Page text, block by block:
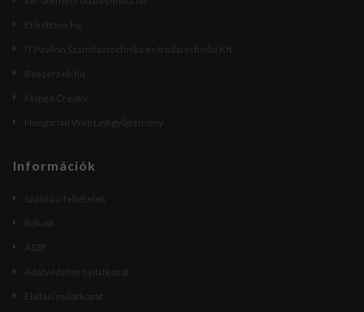
Etikettem.hu
IT Pavilon Számítástechnika és Irodatechnika Kft.
Beszerzek.hu
Maped Creativ
Hungarian Web Linkgyűjtemény
Információk
Szállítási feltételek
Rólunk
ÁSZF
Adatvédelmi nyilatkozat
Elállási nyilatkozat